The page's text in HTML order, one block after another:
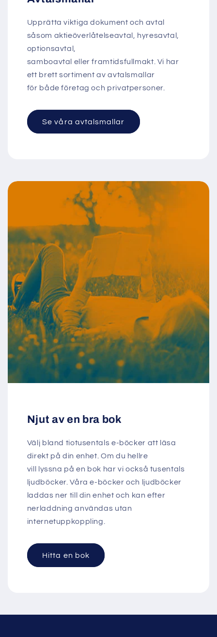
Upprätta viktiga dokument och avtal
såsom aktieöverlåtelseavtal, hyresavtal,
optionsavtal,
samboavtal eller framtidsfullmakt. Vi har
ett brett sortiment av avtalsmallar
för både företag och privatpersoner.
Se våra avtalsmallar
Njut av en bra bok
Välj bland tiotusentals e-böcker att läsa
direkt på din enhet. Om du hellre
vill lyssna på en bok har vi också tusentals
ljudböcker. Våra e-böcker och ljudböcker
laddas ner till din enhet och kan efter
nerladdning användas utan
internetuppkoppling.
Hitta en bok